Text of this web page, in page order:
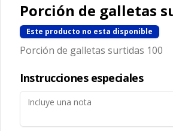
Redes sociales
Instagram
Facebook
Mi cuenta
Porción de galletas
Este producto no esta disponible
Porción de galletas surtidas 100
Instrucciones especiales